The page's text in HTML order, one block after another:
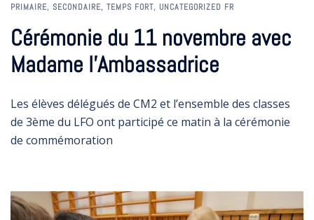
PRIMAIRE, SECONDAIRE, TEMPS FORT, UNCATEGORIZED FR
Cérémonie du 11 novembre avec
Madame l’Ambassadrice
Les élèves délégués de CM2 et l’ensemble des classes
de 3ème du LFO ont participé ce matin à la cérémonie
de commémoration